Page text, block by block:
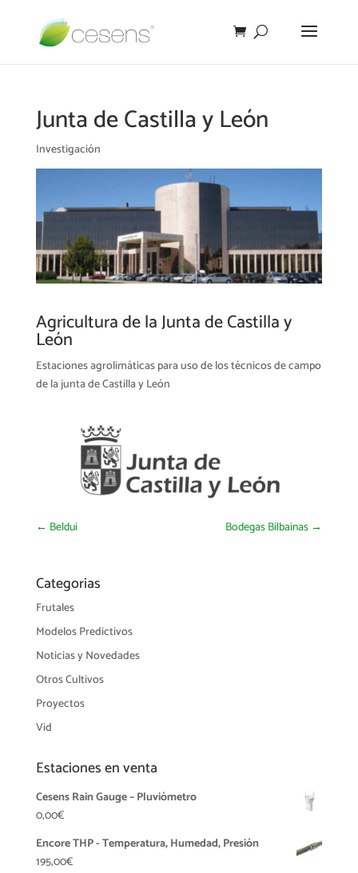
Junta de Castilla y León
Investigación
Agricultura de la Junta de Castilla y
León
Estaciones agrolimáticas para uso de los técnicos de campo
de la junta de Castilla y León
← Beldui Bodegas Bilbainas →
Categorias
Frutales
Modelos Predictivos
Noticias y Novedades
Otros Cultivos
Proyectos
Vid
Estaciones en venta
Cesens Rain Gauge – Pluviómetro
0,00€
Encore THP - Temperatura, Humedad, Presión
195,00€